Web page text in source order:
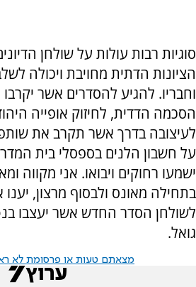
סוגיות רבות עולות על שולחן
הציונות הדתית מחויבת ויכולה
וחבריו. להגיע להסדרים אשר
הסכמה הדדית, לחיזוק אופייה
לעיצובה בדרך אשר תקרב את
על חשבון הלנים בספסלי בית
ישמעו רחוקים ויבואו. אני מקווה
בתחילה מאונס ולבסוף מרצון,
לשולחן הסדר החדש אשר יעצבו בנט
גואל.
מצאתם טעות או פרסומת לא